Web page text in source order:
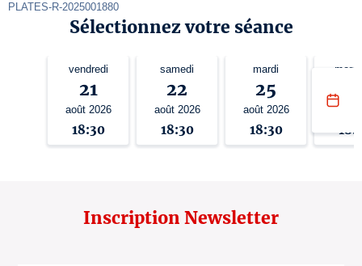
PLATES-R-2025001880
Sélectionnez votre séance
vendredi
21
août 2026
18:30
samedi
22
août 2026
18:30
mardi
25
août 2026
18:30
août
Inscription Newsletter